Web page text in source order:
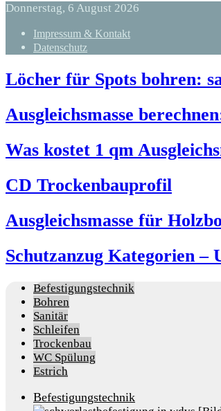
Donnerstag, 6 August 2026
Impressum & Kontakt
Datenschutz
Löcher für Spots bohren:
Ausgleichsmasse
Was kostet 1 qm
CD Trockenbauprofil
Ausgleichsmasse für
Schutzanzug Kategorien –
Befestigungstechnik
Bohren
Sanitär
Schleifen
Trockenbau
WC Spülung
Estrich
Befestigungstechnik